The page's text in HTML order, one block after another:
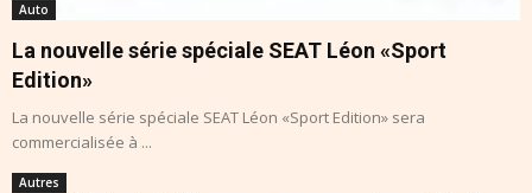
Auto
La nouvelle série spéciale SEAT Léon «Sport
Edition»
La nouvelle série spéciale SEAT Léon «Sport Edition» sera
commercialisée à ...
Autres